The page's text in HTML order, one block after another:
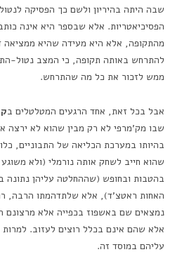
שבה היתה בהיריון ולשם כך הפסיקה
הפסיכיאטריות. אלא שבספר היא אינה
מהתקופה, אלא היא מעידה שהיא ממציאה
להתרחש באותה תקופה, כי המצב נטול-
ממש לזכור את כל מה שהתרחש.
אבל בכל זאת, אחד הרגעים המטלטלים ב
שבו מק'מרפי לא רק מבין שהוא לא ירצה
שהוא חייב לשחק אותה נורמלי (ולא
בהטבות ובחופש (שההחלטה עליהן נתונה
האחות ראטצ'ד), אלא שלתדהמתו הרבה,
נמצאים שם באשפוז בכפייה אלא מרצונם
אלא שהם אינם בכלל רוצים לעזוב.
עליהם במוסד זה.